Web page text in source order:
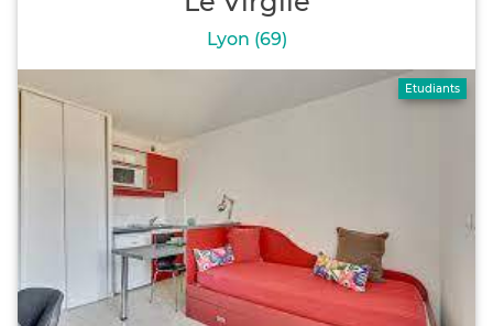
Lyon (69)
Etudiants